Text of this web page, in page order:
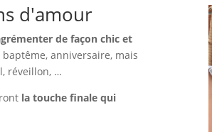
d'amour
de façon chic et
anniversaire, mais
réveillon, …
la touche finale qui